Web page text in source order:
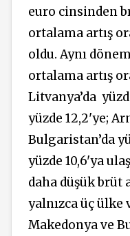
euro cinsinden
ortalama artış
oldu. Aynı
ortalama artış
Litvanya’da
yüzde 12,2'ye;
Bulgaristan’da
yüzde 10,6'ya
daha düşük brüt
yalnızca üç ülke
Makedonya ve